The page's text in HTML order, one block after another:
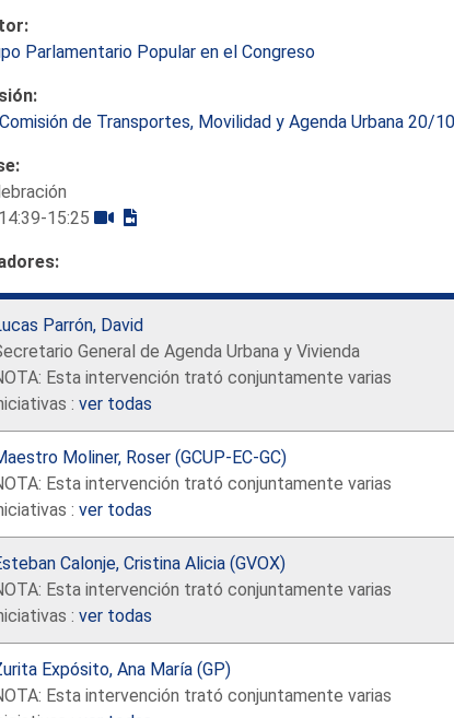
Parlamentario Popular en el Congreso
Comisión de Transportes, Movilidad y Agenda Urbana 20/
14:39-15:25
Parrón, David
General de Agenda Urbana y Vivienda
Esta intervención trató conjuntamente varias
: ver todas
Moliner, Roser (GCUP-EC-GC)
Esta intervención trató conjuntamente varias
: ver todas
Calonje, Cristina Alicia (GVOX)
Esta intervención trató conjuntamente varias
: ver todas
Expósito, Ana María (GP)
Esta intervención trató conjuntamente varias